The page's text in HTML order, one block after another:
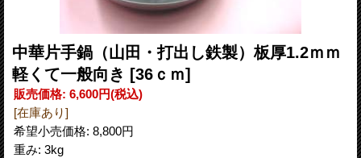
中華片手鍋（山田・打出し鉄製）板厚1.2ｍｍ
軽くて一般向き [36ｃｍ]
販売価格: 6,600円(税込)
[在庫あり]
希望小売価格: 8,800円
重み: 3kg